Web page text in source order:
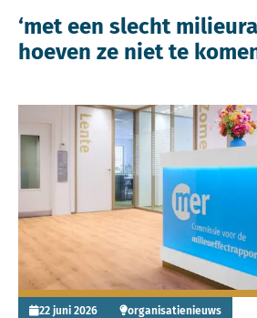
‘met een slecht
hoeven ze niet te
22 juni 2026 organisatienieuws
Lees meer over De Commissie